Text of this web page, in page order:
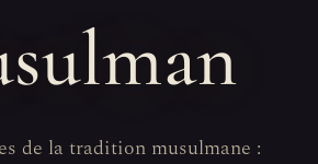
de la tradition musulmane :